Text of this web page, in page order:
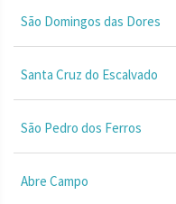
São Domingos das Dores
Santa Cruz do Escalvado
São Pedro dos Ferros
Abre Campo